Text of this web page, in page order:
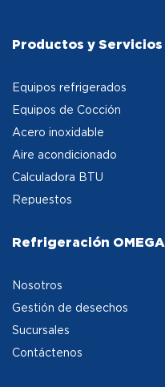
Productos y Servicios
Equipos refrigerados
Equipos de Cocción
Acero inoxidable
Aire acondicionado
Calculadora BTU
Repuestos
Refrigeración OMEGA
Nosotros
Gestión de desechos
Sucursales
Contáctenos